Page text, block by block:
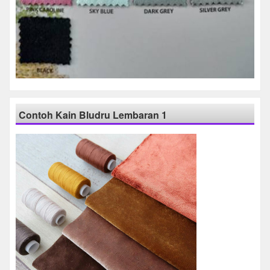
Contoh Kain Bludru Lembaran 1